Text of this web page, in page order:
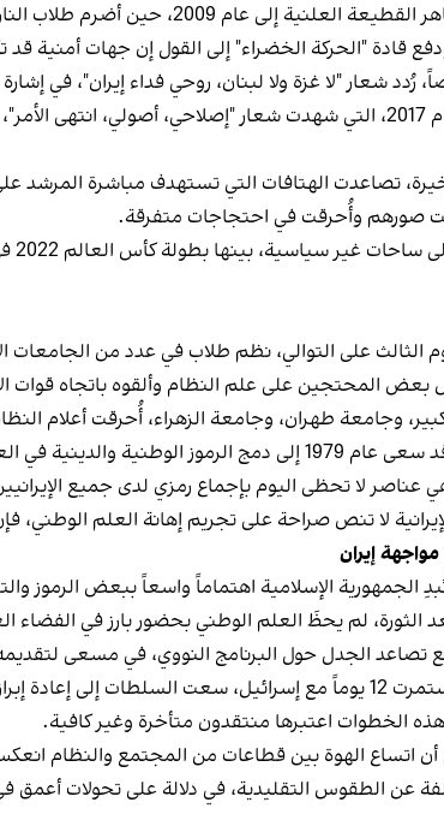
ويعود أحد أبرز مظاهر
قادة "الحركة الخضراء" إلى القول إن جهات أمنية قد
رُدد شعار "لا غزة ولا لبنان، روحي فداء إيران"، في
ومنذ احتجاجات عام 2017، التي شهدت شعار "إصلاحي،
تصاعدت الهتافات التي تستهدف مباشرة المرشد
صورهم وأُحرقت في احتجاجات متفرقة.
ولليوم الثالث على التوالي، نظم طلاب في عدد من
بعض المحتجين على علم النظام وألقوه باتجاه قوات
وجامعة طهران، وجامعة الزهراء، أُحرقت أعلام
وكان نظام طهران قد سعى عام 1979 إلى دمج
عناصر لا تحظى اليوم بإجماع رمزي لدى جميع
لا تنص صراحة على تجريم إهانة العلم
إيران
الجمهورية الإسلامية اهتماماً واسعاً ببعض الرموز
الثورة، لم يحظَ العلم الوطني بحضور بارز في
تصاعد الجدل حول البرنامج النووي، في مسعى
وبعد الحرب التي استمرت 12 يوماً مع إسرائيل، سعت
هذه الخطوات اعتبرها منتقدون متأخرة وغير كافية.
أن اتساع الهوة بين قطاعات من المجتمع والنظام
عن الطقوس التقليدية، في دلالة على تحولات أعمق